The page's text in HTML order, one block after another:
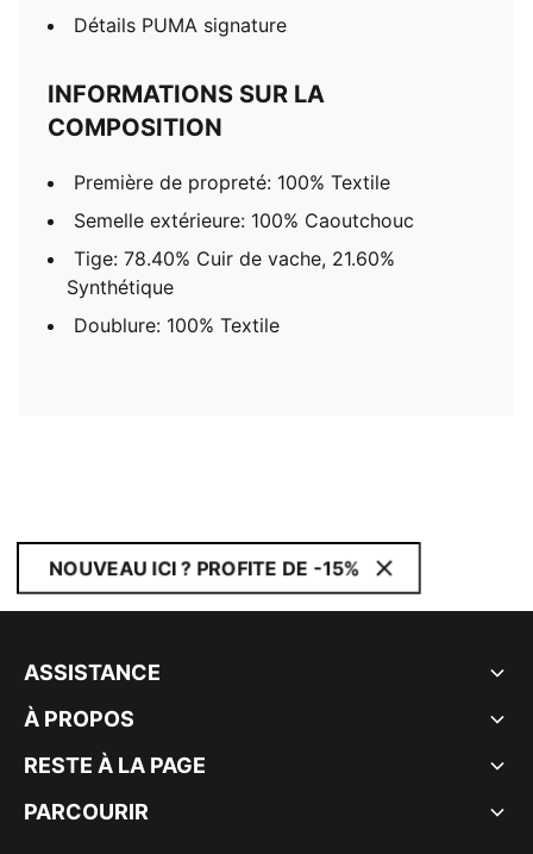
Détails PUMA signature
INFORMATIONS SUR LA
COMPOSITION
Première de propreté: 100% Textile
Semelle extérieure: 100% Caoutchouc
Tige: 78.40% Cuir de vache, 21.60%
Synthétique
Doublure: 100% Textile
NOUVEAU ICI ? PROFITE DE -15%
ASSISTANCE
À PROPOS
RESTE À LA PAGE
PARCOURIR